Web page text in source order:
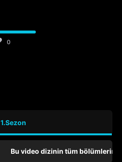
0
1.Sezon
Bu video dizinin tüm bölümlerini